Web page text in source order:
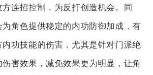
连招控制，为反打创造机会。同
角色提供稳定的内功防御加成，有
功技能的伤害，尤其是针对门派绝
害效果，减免效果更为明显，让角